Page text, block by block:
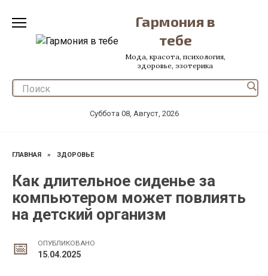
содержанию
Гармония в
тебе
Мода, красота, психология,
здоровье, эзотерика
Суббота 08, Август, 2026
ГЛАВНАЯ » ЗДОРОВЬЕ
Как длительное сиденье за
компьютером может повлиять
на детский организм
ОПУБЛИКОВАНО
15.04.2025